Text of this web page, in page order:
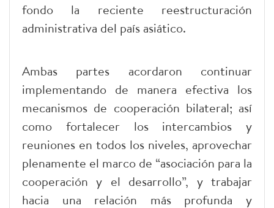
fondo la reciente reestructuración
administrativa del país asiático.
Ambas partes acordaron continuar
implementando de manera efectiva los
mecanismos de cooperación bilateral; así
como fortalecer los intercambios y
reuniones en todos los niveles, aprovechar
plenamente el marco de “asociación para la
cooperación y el desarrollo”, y trabajar
hacia una relación más profunda y